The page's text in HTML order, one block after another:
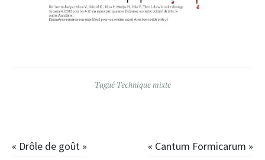
Tagué Technique mixte
Navigation
« Drôle de goût » « Cantum Formicarum »